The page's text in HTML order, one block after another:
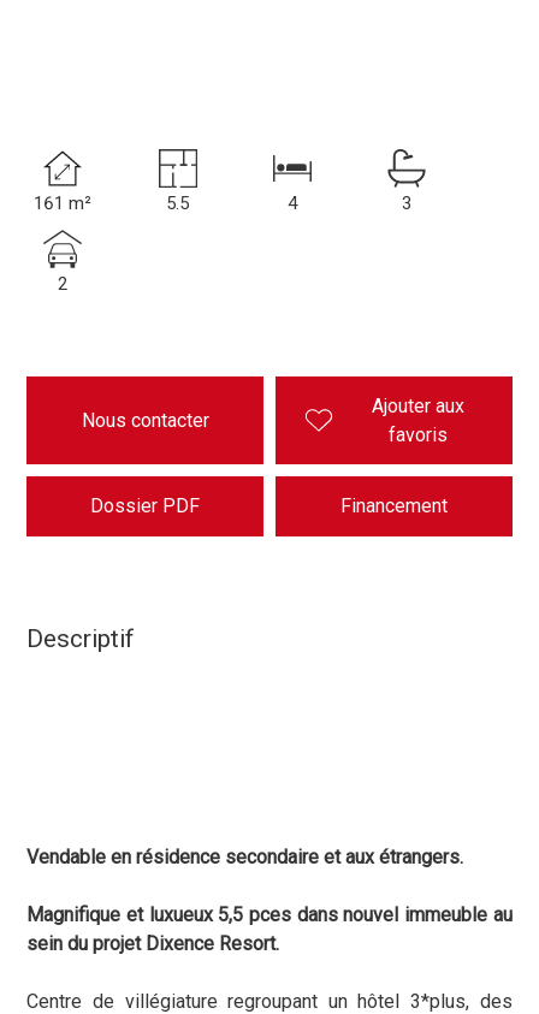
161 m² 5.5 4 3
2
Nous contacter
Ajouter aux
favoris
Dossier PDF Financement
Descriptif
Vendable en résidence secondaire et aux étrangers.
Magnifique et luxueux 5,5 pces dans nouvel immeuble au
sein du projet Dixence Resort.
Centre de villégiature regroupant un hôtel 3*plus, des